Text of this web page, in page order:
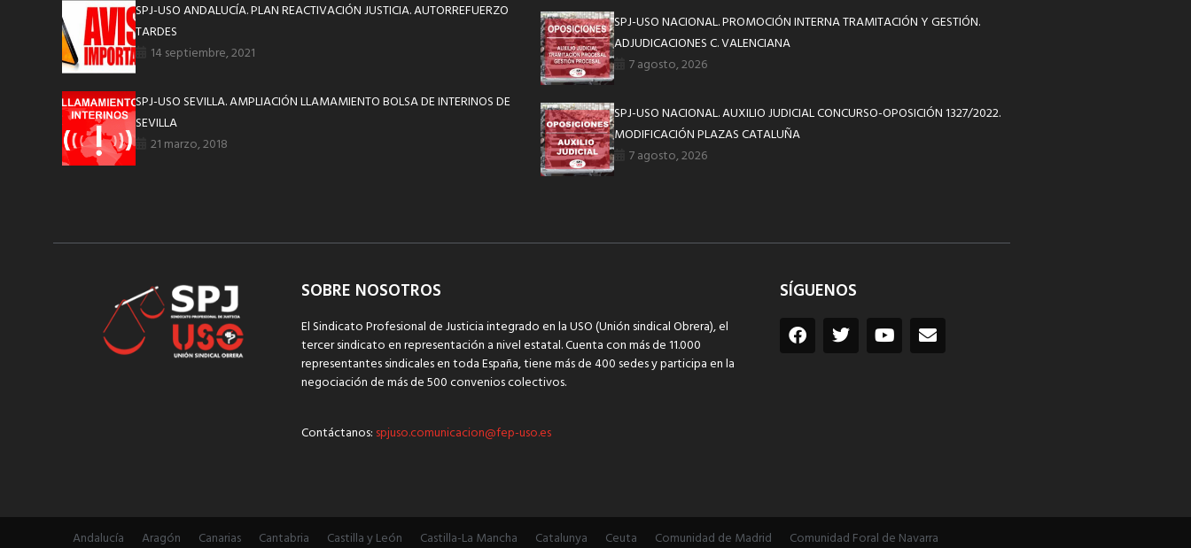
SPJ-USO ANDALUCÍA. PLAN REACTIVACIÓN JUSTICIA. AUTORREFUERZO
TARDES
14 septiembre, 2021
SPJ-USO SEVILLA. AMPLIACIÓN LLAMAMIENTO BOLSA DE INTERINOS DE
SEVILLA
21 marzo, 2018
SPJ-USO NACIONAL. PROMOCIÓN INTERNA TRAMITACIÓN Y GESTIÓN.
ADJUDICACIONES C. VALENCIANA
7 agosto, 2026
SPJ-USO NACIONAL. AUXILIO JUDICIAL CONCURSO-OPOSICIÓN 1327/2022.
MODIFICACIÓN PLAZAS CATALUÑA
7 agosto, 2026
SOBRE NOSOTROS
El Sindicato Profesional de Justicia integrado en la USO (Unión sindical Obrera), el
tercer sindicato en representación a nivel estatal. Cuenta con más de 11.000
representantes sindicales en toda España, tiene más de 400 sedes y participa en la
negociación de más de 500 convenios colectivos.
Contáctanos: spjuso.comunicacion@fep-uso.es
SÍGUENOS
Andalucía Aragón Canarias Cantabria Castilla y León Castilla-La Mancha Catalunya Ceuta Comunidad de Madrid Comunidad Foral de Navarra